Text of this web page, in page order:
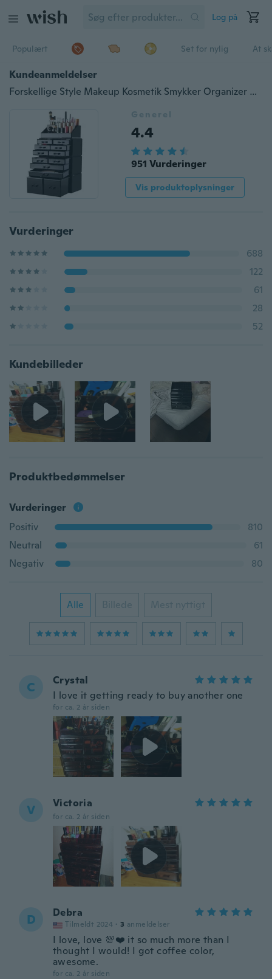
Log på
Populært Set for nylig At
Kundeanmeldelser
Forskellige Style Makeup Kosmetik Smykker Organizer Akryl Display Box Opbevaring m / skuffer
Generel
4.4
951 Vurderinger
Vis produktoplysninger
Vurderinger
688
122
61
28
52
Kundebilleder
Produktbedømmelser
Vurderinger
Positiv
810
Neutral
61
Negativ
80
Alle Billede Mest nyttigt
C
Crystal
I love it getting ready to buy another one
for ca. 2 år siden
V Victoria
for ca. 2 år siden
D Debra
Tilmeldt 2024 · 3 anmeldelser
I love, love 💯❤️ it so much more than I
thought I would! I got coffee color,
awesome.
for ca. 2 år siden